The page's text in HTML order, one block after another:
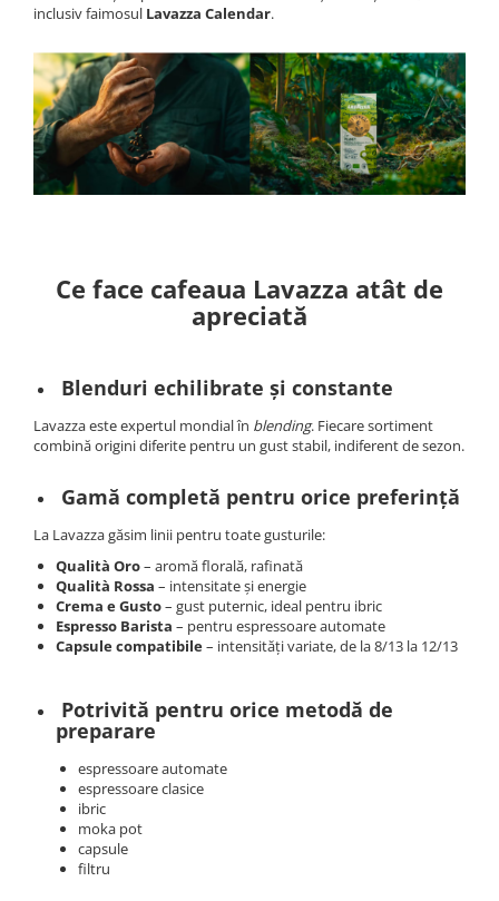
inclusiv faimosul Lavazza Calendar.
Ce face cafeaua Lavazza atât de
apreciată
Blenduri echilibrate și constante
Lavazza este expertul mondial în blending. Fiecare sortiment
combină origini diferite pentru un gust stabil, indiferent de sezon.
Gamă completă pentru orice preferință
La Lavazza găsim linii pentru toate gusturile:
Qualità Oro– aromă florală, rafinată
Qualità Rossa – intensitate și energie
Crema e Gusto– gust puternic, ideal pentru ibric
Espresso Barista – pentru espressoare automate
Capsule compatibile– intensități variate, de la 8/13 la 12/13
Potrivită pentru orice metodă de
preparare
espressoare automate
espressoare clasice
ibric
moka pot
capsule
filtru